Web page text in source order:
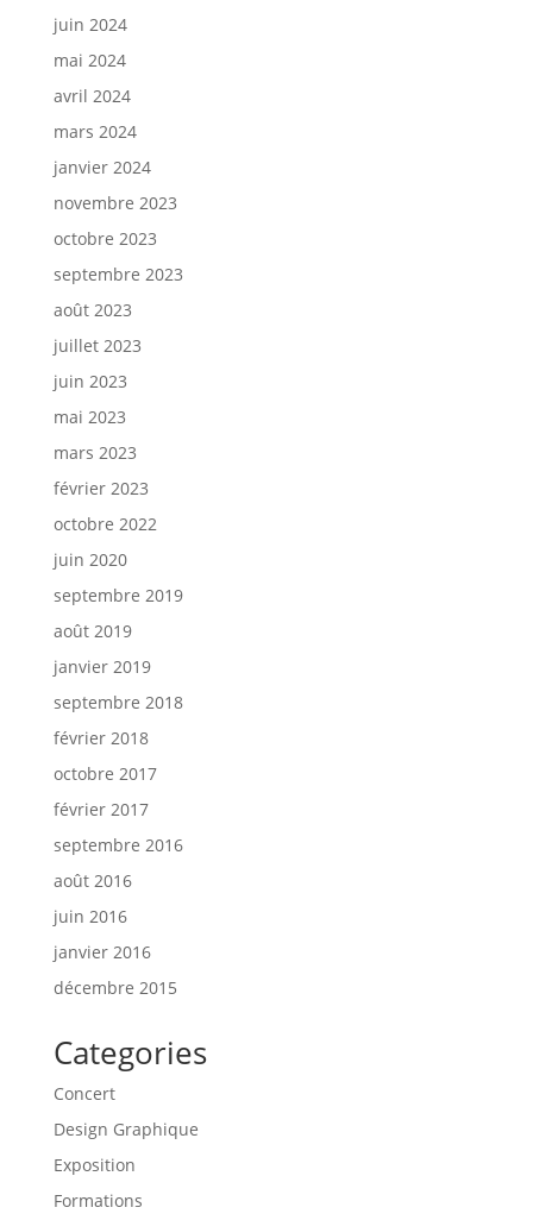
juin 2024
mai 2024
avril 2024
mars 2024
janvier 2024
novembre 2023
octobre 2023
septembre 2023
août 2023
juillet 2023
juin 2023
mai 2023
mars 2023
février 2023
octobre 2022
juin 2020
septembre 2019
août 2019
janvier 2019
septembre 2018
février 2018
octobre 2017
février 2017
septembre 2016
août 2016
juin 2016
janvier 2016
décembre 2015
Categories
Concert
Design Graphique
Exposition
Formations